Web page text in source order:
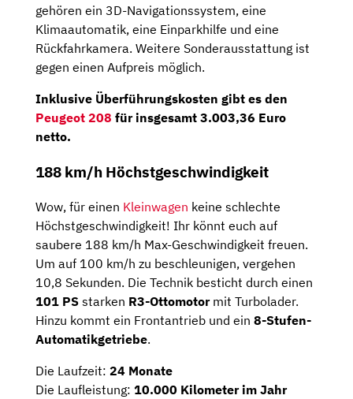
gehören ein 3D-Navigationssystem, eine
Klimaautomatik, eine Einparkhilfe und eine
Rückfahrkamera. Weitere Sonderausstattung ist
gegen einen Aufpreis möglich.
Inklusive Überführungskosten gibt es den
Peugeot 208 für insgesamt 3.003,36 Euro
netto.
188 km/h Höchstgeschwindigkeit
Wow, für einen Kleinwagen keine schlechte
Höchstgeschwindigkeit! Ihr könnt euch auf
saubere 188 km/h Max-Geschwindigkeit freuen.
Um auf 100 km/h zu beschleunigen, vergehen
10,8 Sekunden. Die Technik besticht durch einen
101 PS starken R3-Ottomotormit Turbolader.
Hinzu kommt ein Frontantrieb und ein 8-Stufen-
Automatikgetriebe.
Die Laufzeit: 24 Monate
Die Laufleistung: 10.000 Kilometer im Jahr